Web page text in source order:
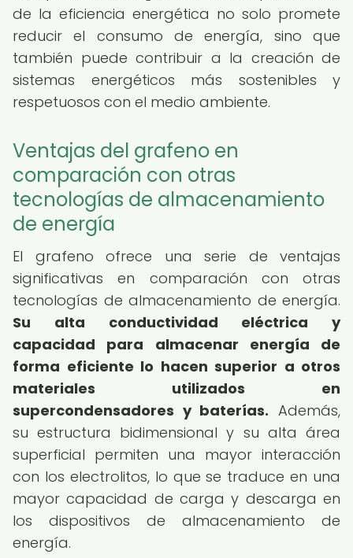
de la eficiencia energética no solo promete
reducir el consumo de energía, sino que
también puede contribuir a la creación de
sistemas energéticos más sostenibles y
respetuosos con el medio ambiente.
Ventajas del grafeno en
comparación con otras
tecnologías de almacenamiento
de energía
El grafeno ofrece una serie de ventajas
significativas en comparación con otras
tecnologías de almacenamiento de energía.
Su alta conductividad eléctrica y
capacidad para almacenar energía de
forma eficiente lo hacen superior a otros
materiales utilizados en
supercondensadores y baterías. Además,
su estructura bidimensional y su alta área
superficial permiten una mayor interacción
con los electrolitos, lo que se traduce en una
mayor capacidad de carga y descarga en
los dispositivos de almacenamiento de
energía.